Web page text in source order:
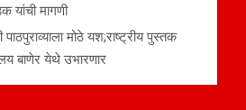
यांची मागणी
मोठे यश;राष्ट्रीय पुस्तक
बाणेर येथे उभारणार